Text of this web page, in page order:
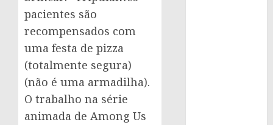
pacientes são
recompensados com
uma festa de pizza
(totalmente segura)
(não é uma armadilha).
O trabalho na série
animada de Among Us